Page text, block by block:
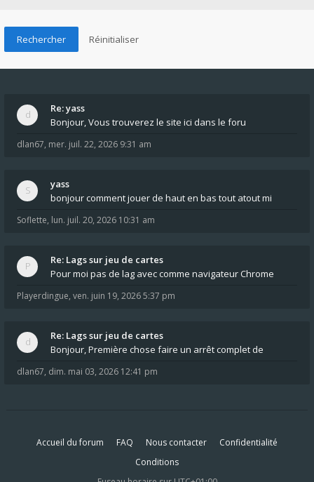
Re: yass
Bonjour, Vous trouverez le site ici dans le foru
dlan67, mer. juil. 22, 2026 9:31 am
yass
bonjour comment jouer de haut en bas tout atout mi
Soflette, lun. juil. 20, 2026 10:31 am
Re: Lags sur jeu de cartes
Pour moi pas de lag avec comme navigateur Chrome
Playerdingue, ven. juin 19, 2026 5:37 pm
Re: Lags sur jeu de cartes
Bonjour, Première chose faire un arrêt complet de
dlan67, dim. mai 03, 2026 12:41 pm
Accueil du forum FAQ Nous contacter
Confidentialité
Conditions